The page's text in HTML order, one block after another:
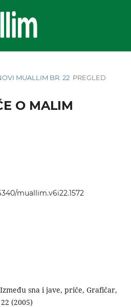
MUALLIM BR. 22 PREGLED
O MALIM
muallim.v6i22.1572
sna i jave, priče, Grafičar,
(2005)